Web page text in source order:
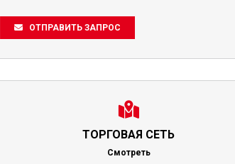
ОТПРАВИТЬ ЗАПРОС
ТОРГОВАЯ СЕТЬ
Смотреть